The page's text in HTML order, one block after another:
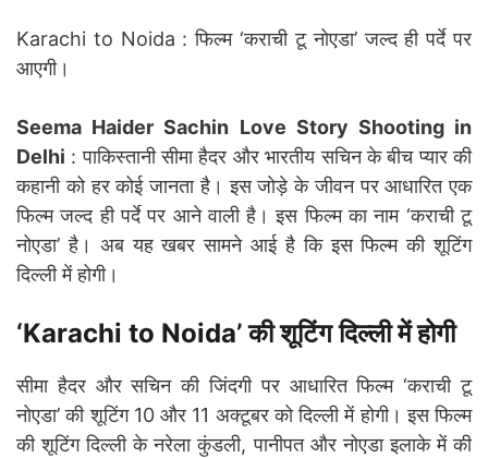
Karachi to Noida : फिल्म ‘कराची टू नोएडा’ जल्द ही पर्दे पर
आएगी।
Seema Haider Sachin Love Story Shooting in
Delhi : पाकिस्तानी सीमा हैदर और भारतीय सचिन के बीच प्यार की
कहानी को हर कोई जानता है। इस जोड़े के जीवन पर आधारित एक
फिल्म जल्द ही पर्दे पर आने वाली है। इस फिल्म का नाम ‘कराची टू
नोएडा’ है। अब यह खबर सामने आई है कि इस फिल्म की शूटिंग
दिल्ली में होगी।
‘Karachi to Noida’ की शूटिंग दिल्ली में होगी
सीमा हैदर और सचिन की जिंदगी पर आधारित फिल्म ‘कराची टू
नोएडा’ की शूटिंग 10 और 11 अक्टूबर को दिल्ली में होगी। इस फिल्म
की शूटिंग दिल्ली के नरेला कुंडली, पानीपत और नोएडा इलाके में की